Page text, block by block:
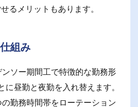
るメリットもあります。
組み
ソー期間工で特徴的な勤務形
昼勤と夜勤を入れ替えます。
勤務時間帯をローテーション